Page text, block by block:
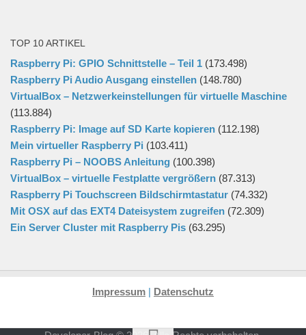
TOP 10 ARTIKEL
Raspberry Pi: GPIO Schnittstelle – Teil 1 (173.498)
Raspberry Pi Audio Ausgang einstellen (148.780)
VirtualBox – Netzwerkeinstellungen für virtuelle Maschine
(113.884)
Raspberry Pi: Image auf SD Karte kopieren (112.198)
Mein virtueller Raspberry Pi (103.411)
Raspberry Pi – NOOBS Anleitung (100.398)
VirtualBox – virtuelle Festplatte vergrößern (87.313)
Raspberry Pi Touchscreen Bildschirmtastatur (74.332)
Mit OSX auf das EXT4 Dateisystem zugreifen (72.309)
Ein Server Cluster mit Raspberry Pis (63.295)
Impressum | Datenschutz